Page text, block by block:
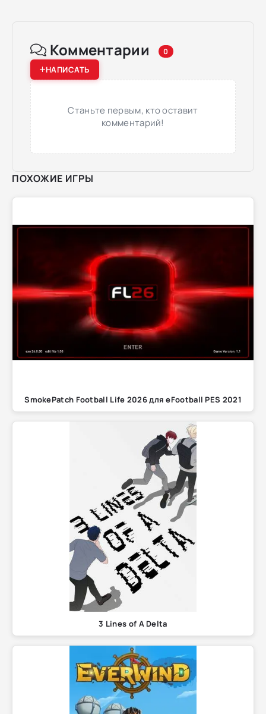
Комментарии 0
НАПИСАТЬ
Станьте первым, кто оставит
комментарий!
ПОХОЖИЕ ИГРЫ
SmokePatch Football Life 2026 для eFootball PES 2021
3 Lines of A Delta